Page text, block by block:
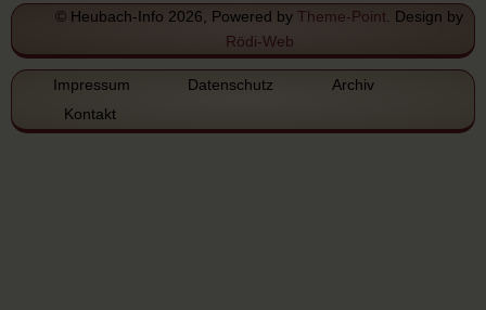
© Heubach-Info 2026, Powered by Theme-Point . Design by
Rödi-Web
Impressum Datenschutz
Archiv
Kontakt